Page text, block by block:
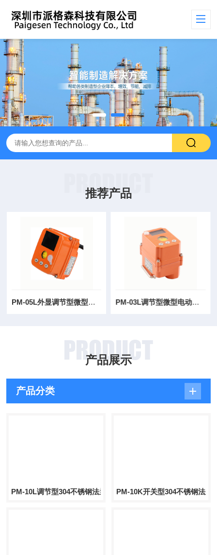
PRODUCT
推荐产品
PM-05L外显调节型微型电动执行器50Nm PM-03L调节型微型电动执行器20Nm
PRODUCT
产品展示
产品分类
PM-10L调节型304不锈钢法兰式球阀PM-10K开关型304不锈钢法兰